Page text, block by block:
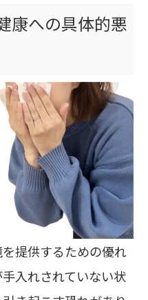
康への具体的悪
提供するための優れ
入れされていない状